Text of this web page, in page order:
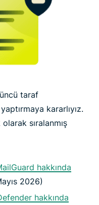
taraf
kararlıyız.
sıralanmış
hakkında
2026)
hakkında